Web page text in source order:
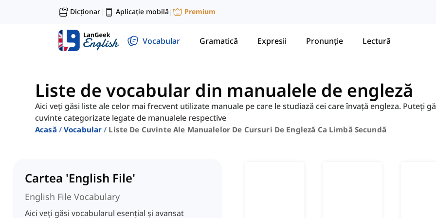
Dicționar| Aplicație mobilă | Premium
Vocabular Gramatică Expresii Pronunție Lectură
Liste de vocabular din manualele de engleză
Aici veți găsi liste ale celor mai frecvent utilizate manuale pe care le studiază cei care învață engleza. Puteți
cuvinte categorizate legate de manualele respective
Acasă Vocabular Liste De Cuvinte Ale Manualelor De Cursuri De Engleză Ca Limbă Secundă
Cartea 'English File'
English File Vocabulary
Aici veți găsi vocabularul esențial și avansat